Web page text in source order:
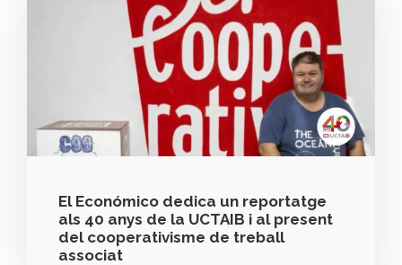
El Económico dedica un reportatge
als 40 anys de la UCTAIB i al present
del cooperativisme de treball
associat